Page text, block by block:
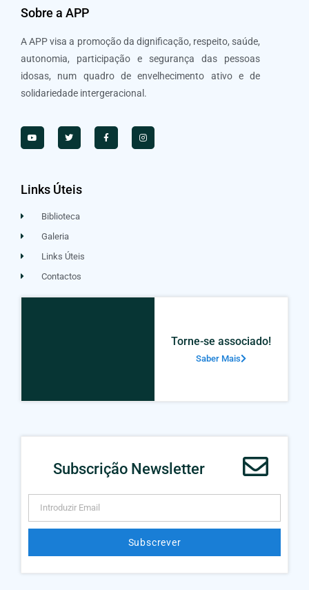
Sobre a APP
A APP visa a promoção da dignificação, respeito, saúde,
autonomia, participação e segurança das pessoas
idosas, num quadro de envelhecimento ativo e de
solidariedade intergeracional.
Links Úteis
Biblioteca
Galeria
Links Úteis
Contactos
Torne-se associado!
Saber Mais
Subscrição Newsletter
Subscrever